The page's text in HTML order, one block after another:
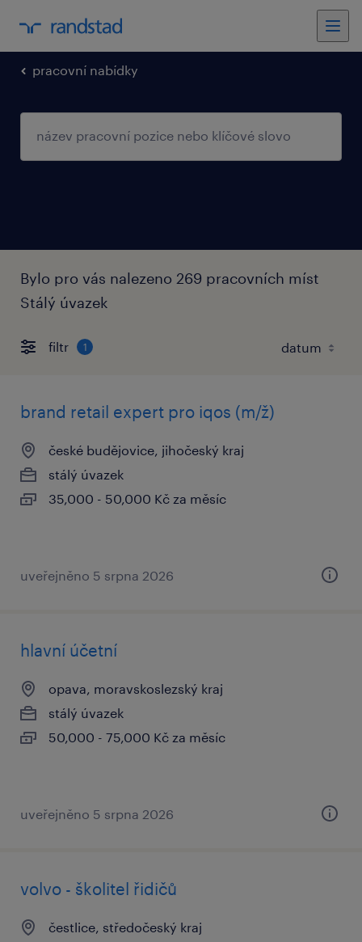
pracovní nabídky
Bylo pro vás nalezeno 269 pracovních míst
Stálý úvazek
filtr 1
brand retail expert pro iqos (m/ž)
české budějovice, jihočeský kraj
stálý úvazek
35,000 - 50,000 Kč za měsíc
uveřejněno 5 srpna 2026
hlavní účetní
opava, moravskoslezský kraj
stálý úvazek
50,000 - 75,000 Kč za měsíc
uveřejněno 5 srpna 2026
volvo - školitel řidičů
čestlice, středočeský kraj